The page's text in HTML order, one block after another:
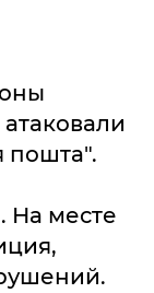
пошта".
На месте